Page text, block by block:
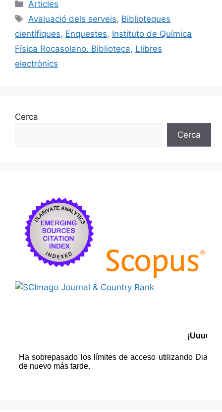
e
b
o
o
l
s
k
y
e
dI
n
p
ar
te
Categories
Articles
Etiquetes
Avaluació dels serveis, Biblioteques
científiques, Enquestes, Instituto de Química
Física Rocasolano. Biblioteca, Llibres
electrònics
Cerca
Cerca